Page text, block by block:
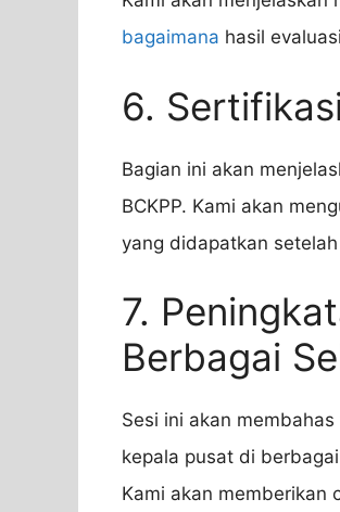
bagaimana hasil
6.
Bagian ini akan
BCKPP. Kami akan
yang didapatkan
7.
Berbagai
Sesi ini akan
kepala pusat di
Kami akan memberikan